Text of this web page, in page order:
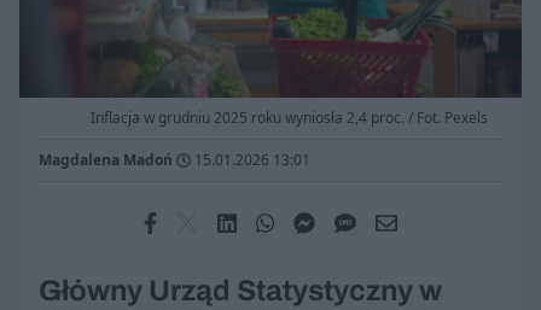
Inflacja w grudniu 2025 roku wyniosła 2,4 proc. / Fot. Pexels
Magdalena Madoń 15.01.2026 13:01
Główny Urząd Statystyczny w